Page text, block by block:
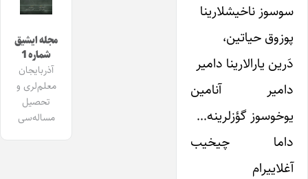
سوسوز ناخیشلارینا
پوزوق حیاتین،
دَرین یارالارینا دامیر
دامیر آنامین
یوخوسوز گؤزلرینه…
داما چیخیب
آغلاییرام
مجله ایشیق
شماره 1
آذربایجان
معلم‌لری و
تحصیل
مساله‌سی